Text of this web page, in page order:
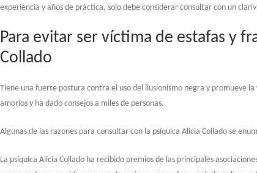
experiencia y años de práctica, solo debe considerar consultar con un
Para evitar ser víctima de estafas y
Collado
Tiene una fuerte postura contra el uso del ilusionismo negra y promueve
amoríos y ha dado consejos a miles de personas.
Algunas de las razones para consultar con la psíquica Alicia Collado se
La psíquica Alicia Collado ha recibido premios de las principales